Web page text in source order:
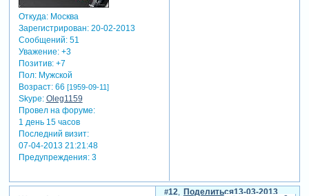
Откуда:Москва
Зарегистрирован: 20-02-2013
Сообщений:51
Уважение: +3
Позитив: +7
Пол:Мужской
Возраст:66 [1959-09-11]
Skype: Oleg1159
Провел на форуме:
1 день 15 часов
Последний визит:
07-04-2013 21:21:48
Предупреждения:3
Поделиться
12
13-03-2013